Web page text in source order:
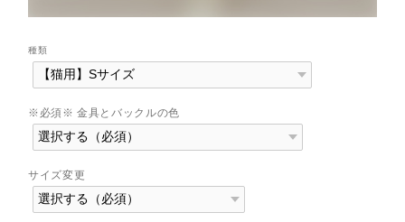
種類
※必須※ 金具とバックルの色
サイズ変更